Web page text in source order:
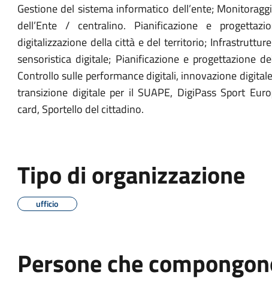
Gestione del sistema informatico dell’ente;
dell’Ente / centralino. Pianificazione e
digitalizzazione della città e del territorio;
sensoristica digitale; Pianificazione e progettazione
Controllo sulle performance digitali, innovazione
transizione digitale per il SUAPE, DigiPass Sport
card, Sportello del cittadino.
Tipo di organizzazione
ufficio
Persone che